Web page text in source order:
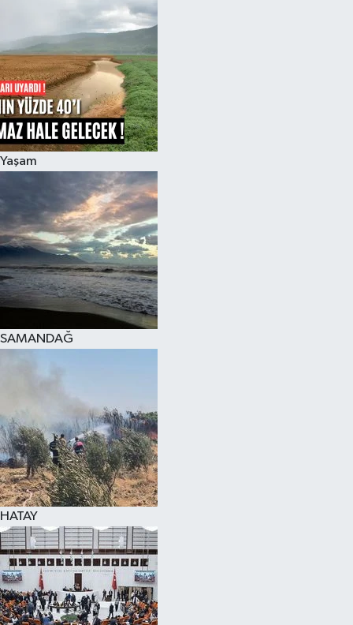
Yaşam
SAMANDAĞ
HATAY
Teknoloji
Yaşam